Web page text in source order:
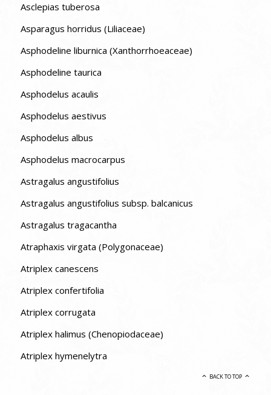
Asclepias tuberosa
Asparagus horridus (Liliaceae)
Asphodeline liburnica (Xanthorrhoeaceae)
Asphodeline taurica
Asphodelus acaulis
Asphodelus aestivus
Asphodelus albus
Asphodelus macrocarpus
Astragalus angustifolius
Astragalus angustifolius subsp. balcanicus
Astragalus tragacantha
Atraphaxis virgata (Polygonaceae)
Atriplex canescens
Atriplex confertifolia
Atriplex corrugata
Atriplex halimus (Chenopiodaceae)
Atriplex hymenelytra
BACK TO TOP